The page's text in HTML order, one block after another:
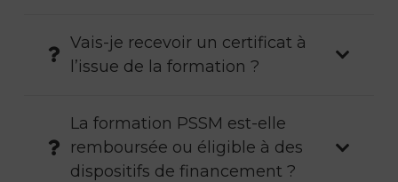
Vais-je recevoir un certificat à
l’issue de la formation ?
La formation PSSM est-elle
remboursée ou éligible à des
dispositifs de financement ?